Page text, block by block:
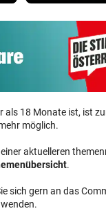
als 18 Monate ist, ist
möglich.
einer aktuelleren
.
sich gern an das
wenden.